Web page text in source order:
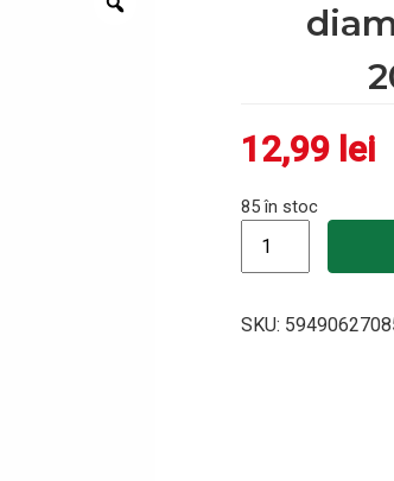
12,99 lei
85 în stoc
SKU: